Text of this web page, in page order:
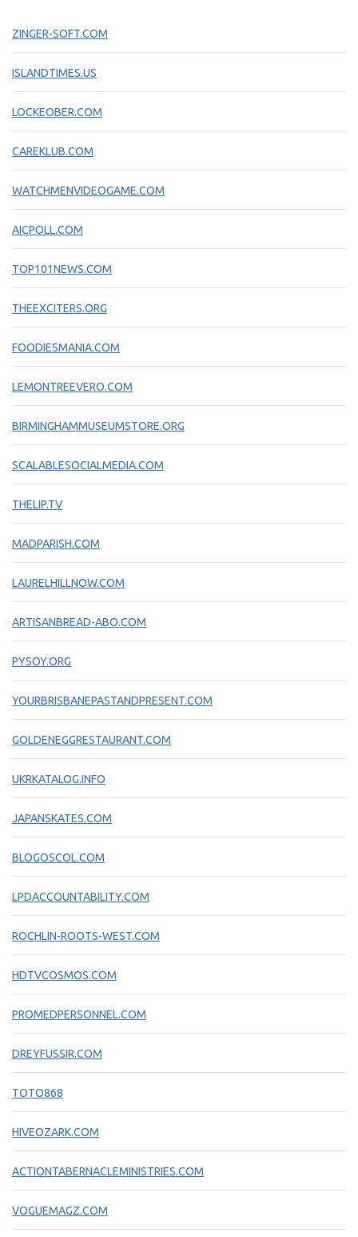
ZINGER-SOFT.COM
ISLANDTIMES.US
LOCKEOBER.COM
CAREKLUB.COM
WATCHMENVIDEOGAME.COM
AICPOLL.COM
TOP101NEWS.COM
THEEXCITERS.ORG
FOODIESMANIA.COM
LEMONTREEVERO.COM
BIRMINGHAMMUSEUMSTORE.ORG
SCALABLESOCIALMEDIA.COM
THELIP.TV
MADPARISH.COM
LAURELHILLNOW.COM
ARTISANBREAD-ABO.COM
PYSOY.ORG
YOURBRISBANEPASTANDPRESENT.COM
GOLDENEGGRESTAURANT.COM
UKRKATALOG.INFO
JAPANSKATES.COM
BLOGOSCOL.COM
LPDACCOUNTABILITY.COM
ROCHLIN-ROOTS-WEST.COM
HDTVCOSMOS.COM
PROMEDPERSONNEL.COM
DREYFUSSIR.COM
TOTO868
HIVEOZARK.COM
ACTIONTABERNACLEMINISTRIES.COM
VOGUEMAGZ.COM